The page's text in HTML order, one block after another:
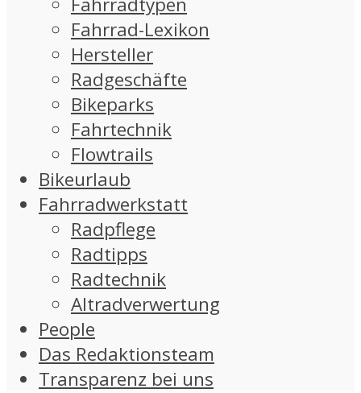
Fahrrad-Lexikon
Hersteller
Radgeschäfte
Bikeparks
Fahrtechnik
Flowtrails
Bikeurlaub
Fahrradwerkstatt
Radpflege
Radtipps
Radtechnik
Altradverwertung
People
Das Redaktionsteam
Transparenz bei uns